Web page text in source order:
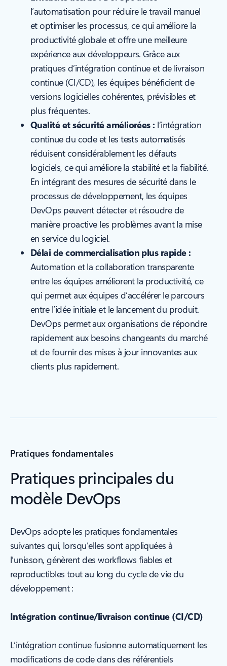
l’automatisation pour réduire le travail manuel
et optimiser les processus, ce qui améliore la
productivité globale et offre une meilleure
expérience aux développeurs. Grâce aux
pratiques d’intégration continue et de livraison
continue (CI/CD), les équipes bénéficient de
versions logicielles cohérentes, prévisibles et
plus fréquentes.
Qualité et sécurité améliorées : l’intégration
continue du code et les tests automatisés
réduisent considérablement les défauts
logiciels, ce qui améliore la stabilité et la fiabilité.
En intégrant des mesures de sécurité dans le
processus de développement, les équipes
DevOps peuvent détecter et résoudre de
manière proactive les problèmes avant la mise
en service du logiciel.
Délai de commercialisation plus rapide :
Automation et la collaboration transparente
entre les équipes améliorent la productivité, ce
qui permet aux équipes d’accélérer le parcours
entre l’idée initiale et le lancement du produit.
DevOps permet aux organisations de répondre
rapidement aux besoins changeants du marché
et de fournir des mises à jour innovantes aux
clients plus rapidement.
Pratiques fondamentales
Pratiques principales du
modèle DevOps
DevOps adopte les pratiques fondamentales
suivantes qui, lorsqu’elles sont appliquées à
l’unisson, génèrent des workflows fiables et
reproductibles tout au long du cycle de vie du
développement :
Intégration continue/livraison continue (CI/CD)
L’intégration continue fusionne automatiquement les
modifications de code dans des référentiels